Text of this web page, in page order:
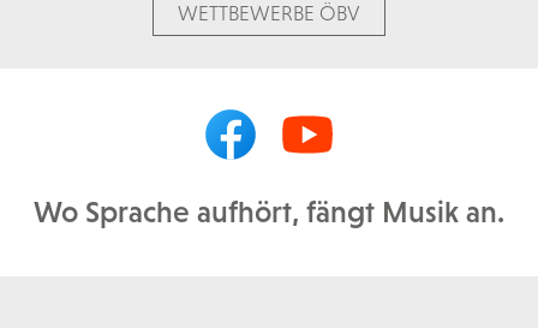
WETTBEWERBE ÖBV
Wo Sprache aufhört, fängt Musik an.